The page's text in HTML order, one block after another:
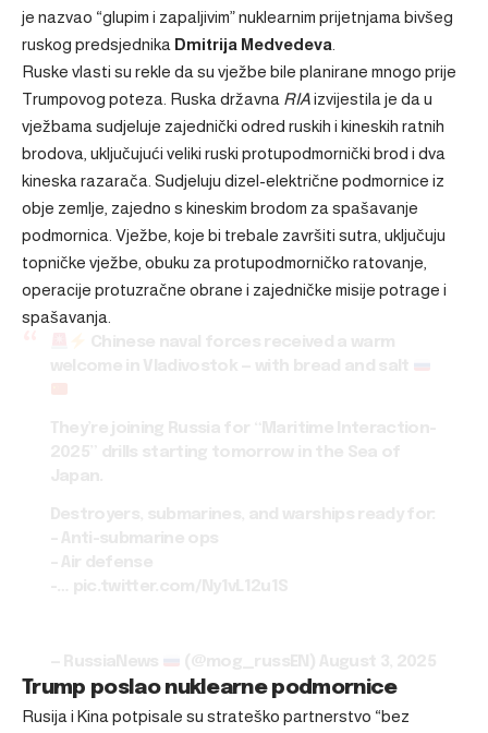
je nazvao “glupim i zapaljivim” nuklearnim prijetnjama bivšeg
ruskog predsjednika Dmitrija Medvedeva
Ruske vlasti su rekle da su vježbe bile planirane mnogo prije
Trumpovog poteza. Ruska državna RIAizvijestila je da u
vježbama sudjeluje zajednički odred ruskih i kineskih ratnih
brodova, uključujući veliki ruski protupodmornički brod i dva
kineska razarača. Sudjeluju dizel-električne podmornice iz
obje zemlje, zajedno s kineskim brodom za spašavanje
podmornica. Vježbe, koje bi trebale završiti sutra, uključuju
topničke vježbe, obuku za protupodmorničko ratovanje,
operacije protuzračne obrane i zajedničke misije potrage i
spašavanja.
Trump poslao nuklearne podmornice
Rusija i Kina potpisale su strateško partnerstvo “bez